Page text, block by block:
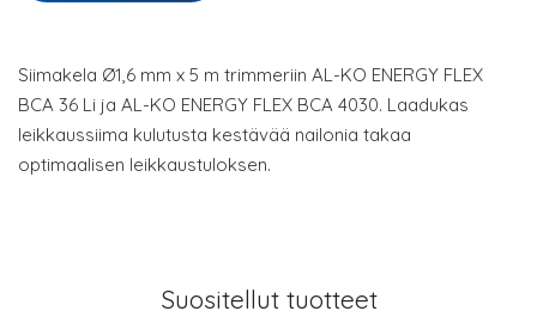
Siimakela Ø1,6 mm x 5 m trimmeriin AL-KO ENERGY FLEX
BCA 36 Li ja AL-KO ENERGY FLEX BCA 4030. Laadukas
leikkaussiima kulutusta kestävää nailonia takaa
optimaalisen leikkaustuloksen.
Suositellut tuotteet